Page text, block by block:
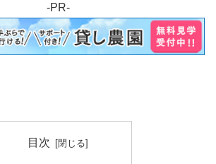
-PR-
目次